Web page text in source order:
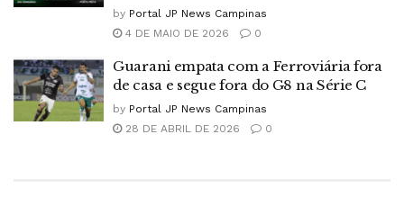
by Portal JP News Campinas
4 DE MAIO DE 2026
0
Guarani empata com a Ferroviária fora
de casa e segue fora do G8 na Série C
by Portal JP News Campinas
28 DE ABRIL DE 2026
0